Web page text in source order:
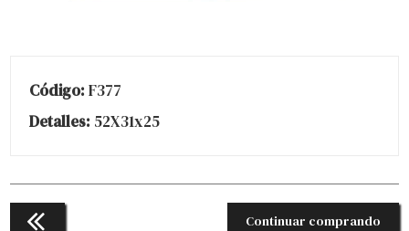
Código: F377
Detalles: 52X31x25
Continuar comprando